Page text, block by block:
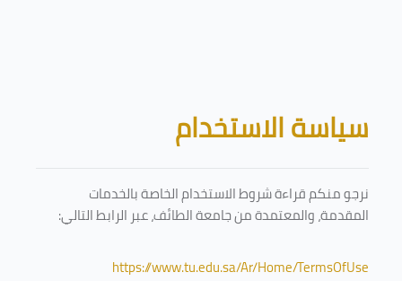
الكتل
سياسة الاستخدام
نرجو منكم قراءة شروط الاستخدام الخاصة بالخدمات
المقدمة، والمعتمدة من جامعة الطائف، عبر الرابط التالي:
https://www.tu.edu.sa/Ar/Home/TermsOfUse